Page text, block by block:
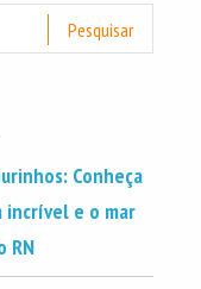
Conheça
incrível e o mar
RN